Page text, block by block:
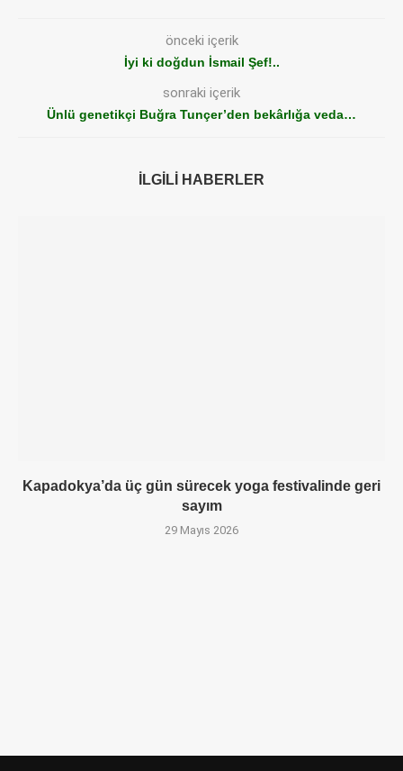
önceki içerik
İyi ki doğdun İsmail Şef!..
sonraki içerik
Ünlü genetikçi Buğra Tunçer’den bekârlığa veda…
İLGILI HABERLER
Kapadokya’da üç gün sürecek yoga festivalinde geri
sayım
29 Mayıs 2026